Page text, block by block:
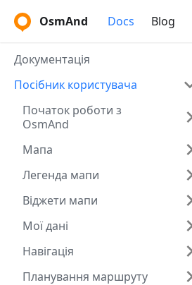
OsmAnd Docs Blog
Документація
Посібник користувача
Початок роботи з
OsmAnd
Мапа
Легенда мапи
Віджети мапи
Мої дані
Навігація
Планування маршруту